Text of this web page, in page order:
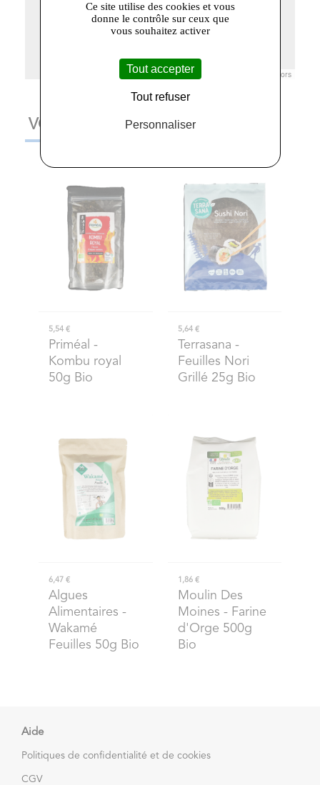
© Openstreetmap France | © contributors
VOUS AIMEREZ AUSSI
5,54 €
Priméal -
Kombu royal
50g Bio
5,64 €
Terrasana -
Feuilles Nori
Grillé 25g Bio
6,47 €
Algues
Alimentaires -
Wakamé
Feuilles 50g Bio
1,86 €
Moulin Des
Moines - Farine
d'Orge 500g
Bio
Aide
Politiques de confidentialité et de cookies
CGV
Ce site utilise des cookies et vous
donne le contrôle sur ceux que
vous souhaitez activer
Tout accepter
Tout refuser
Personnaliser